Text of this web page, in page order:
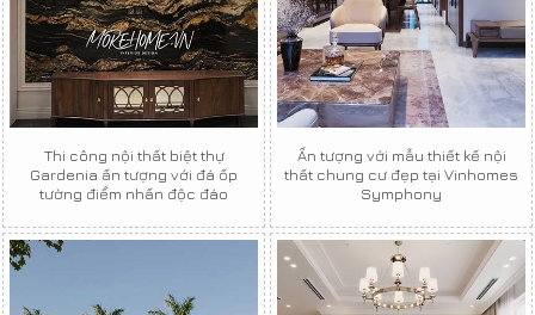
Thi công nội thất biệt thự
Gardenia ấn tượng với đá ốp
tường điểm nhấn độc đáo
Ấn tượng với mẫu thiết kế nội
thất chung cư đẹp tại Vinhomes
Symphony